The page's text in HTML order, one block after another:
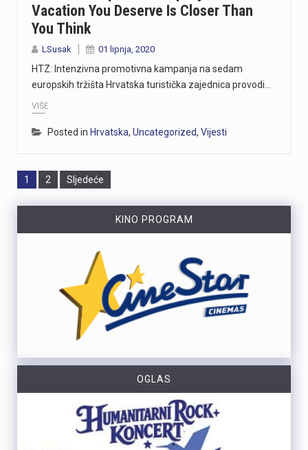
Vacation You Deserve Is Closer Than
You Think
LSusak 01 lipnja, 2020
HTZ: Intenzivna promotivna kampanja na sedam
europskih tržišta Hrvatska turistička zajednica provodi…
VIŠE
Posted in Hrvatska, Uncategorized, Vijesti
Page
1 Page
2 Sljedeće
KINO PROGRAM
OGLAS